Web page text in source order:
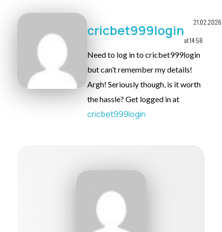
cricbet999login 21.02.2026
at 14:58
Need to log in to cricbet999login
but can’t remember my details!
Argh! Seriously though, is it worth
the hassle? Get logged in at
cricbet999login